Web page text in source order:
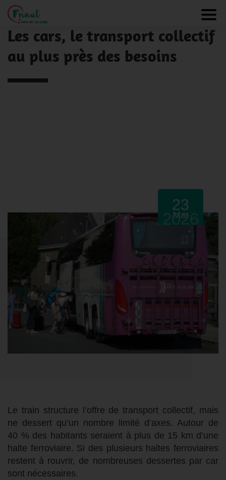
Panneau de gestion des cookies
NOS ACTUALITÉS
Les cars, le transport collectif
au plus près des besoins
23
Mar
2026
Le train structure l’offre de transport collectif, mais
ne dessert qu’un nombre limité d’axes. Autour de
40 % des habitants seraient à plus de 15 km d’une
halte ferroviaire. Si des plusieurs haltes ferroviaires
restent à rouvrir, de nombreuses dessertes par car
sont nécessaires.